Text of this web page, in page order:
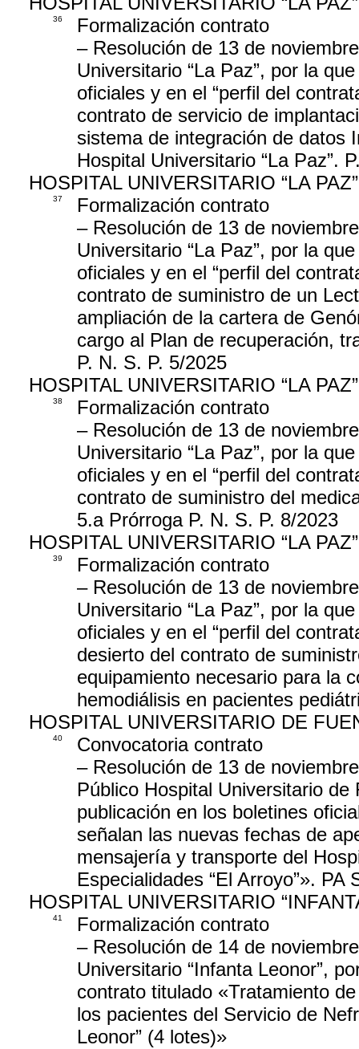
36
Formalización contrato
– Resolución de 13 de
Universitario “La Paz”, por la
oficiales y en el “perfil del
contrato de servicio de
sistema de integración de datos
Hospital Universitario “La Paz”.
HOSPITAL UNIVERSITARIO “LA PAZ”
37
Formalización contrato
– Resolución de 13 de
Universitario “La Paz”, por la
oficiales y en el “perfil del
contrato de suministro de un
ampliación de la cartera de
cargo al Plan de recuperación,
P. N. S. P. 5/2025
HOSPITAL UNIVERSITARIO “LA PAZ”
38
Formalización contrato
– Resolución de 13 de
Universitario “La Paz”, por la
oficiales y en el “perfil del
contrato de suministro del
5.a Prórroga P. N. S. P. 8/2023
HOSPITAL UNIVERSITARIO “LA PAZ”
39
Formalización contrato
– Resolución de 13 de
Universitario “La Paz”, por la
oficiales y en el “perfil del
desierto del contrato de
equipamiento necesario para la
hemodiálisis en pacientes
HOSPITAL UNIVERSITARIO DE
40
Convocatoria contrato
– Resolución de 13 de
Público Hospital Universitario
publicación en los boletines
señalan las nuevas fechas de
mensajería y transporte del
Especialidades “El Arroyo”». PA
HOSPITAL UNIVERSITARIO
41
Formalización contrato
– Resolución de 14 de
Universitario “Infanta Leonor”,
contrato titulado «Tratamiento
los pacientes del Servicio de
Leonor” (4 lotes)»